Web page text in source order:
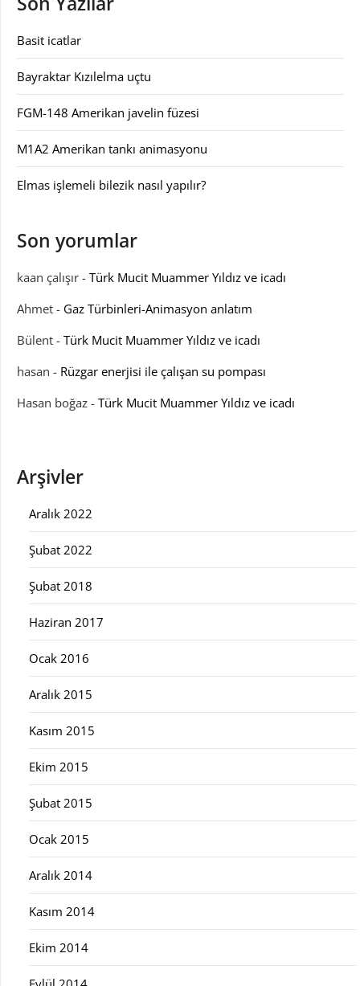
Basit icatlar
Bayraktar Kızılelma uçtu
FGM-148 Amerikan javelin füzesi
M1A2 Amerikan tankı animasyonu
Elmas işlemeli bilezik nasıl yapılır?
Son yorumlar
kaan çalışır - Türk Mucit Muammer Yıldız ve icadı
Ahmet - Gaz Türbinleri-Animasyon anlatım
Bülent - Türk Mucit Muammer Yıldız ve icadı
hasan - Rüzgar enerjisi ile çalışan su pompası
Hasan boğaz - Türk Mucit Muammer Yıldız ve icadı
Arşivler
Aralık 2022
Şubat 2022
Şubat 2018
Haziran 2017
Ocak 2016
Aralık 2015
Kasım 2015
Ekim 2015
Şubat 2015
Ocak 2015
Aralık 2014
Kasım 2014
Ekim 2014